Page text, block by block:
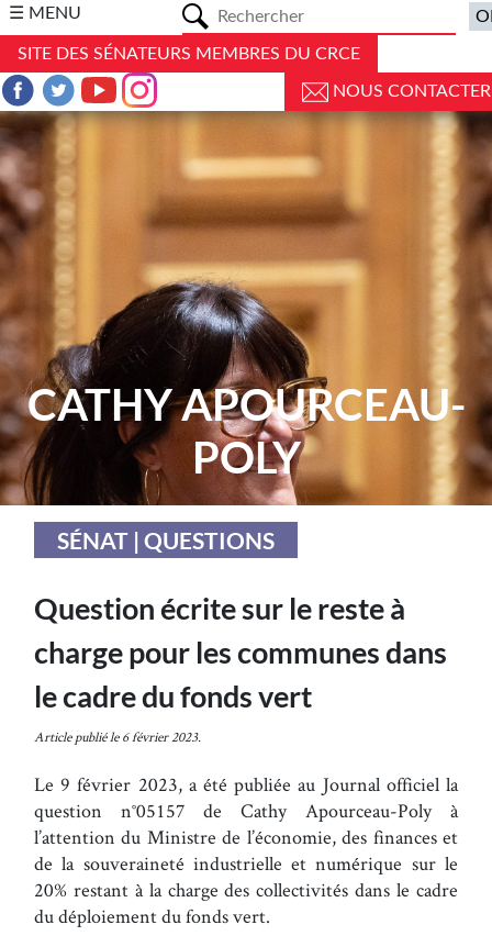
☰ MENU
SITE DES SÉNATEURS MEMBRES DU CRCE
NOUS CONTACTER
CATHY APOURCEAU-
POLY
SÉNAT | QUESTIONS
Question écrite sur le reste à
charge pour les communes dans
le cadre du fonds vert
Article publié le 6 février 2023.
Le 9 février 2023, a été publiée au Journal officiel la
question n°05157 de Cathy Apourceau-Poly à
l’attention du Ministre de l’économie, des finances et
de la souveraineté industrielle et numérique sur le
20% restant à la charge des collectivités dans le cadre
du déploiement du fonds vert.